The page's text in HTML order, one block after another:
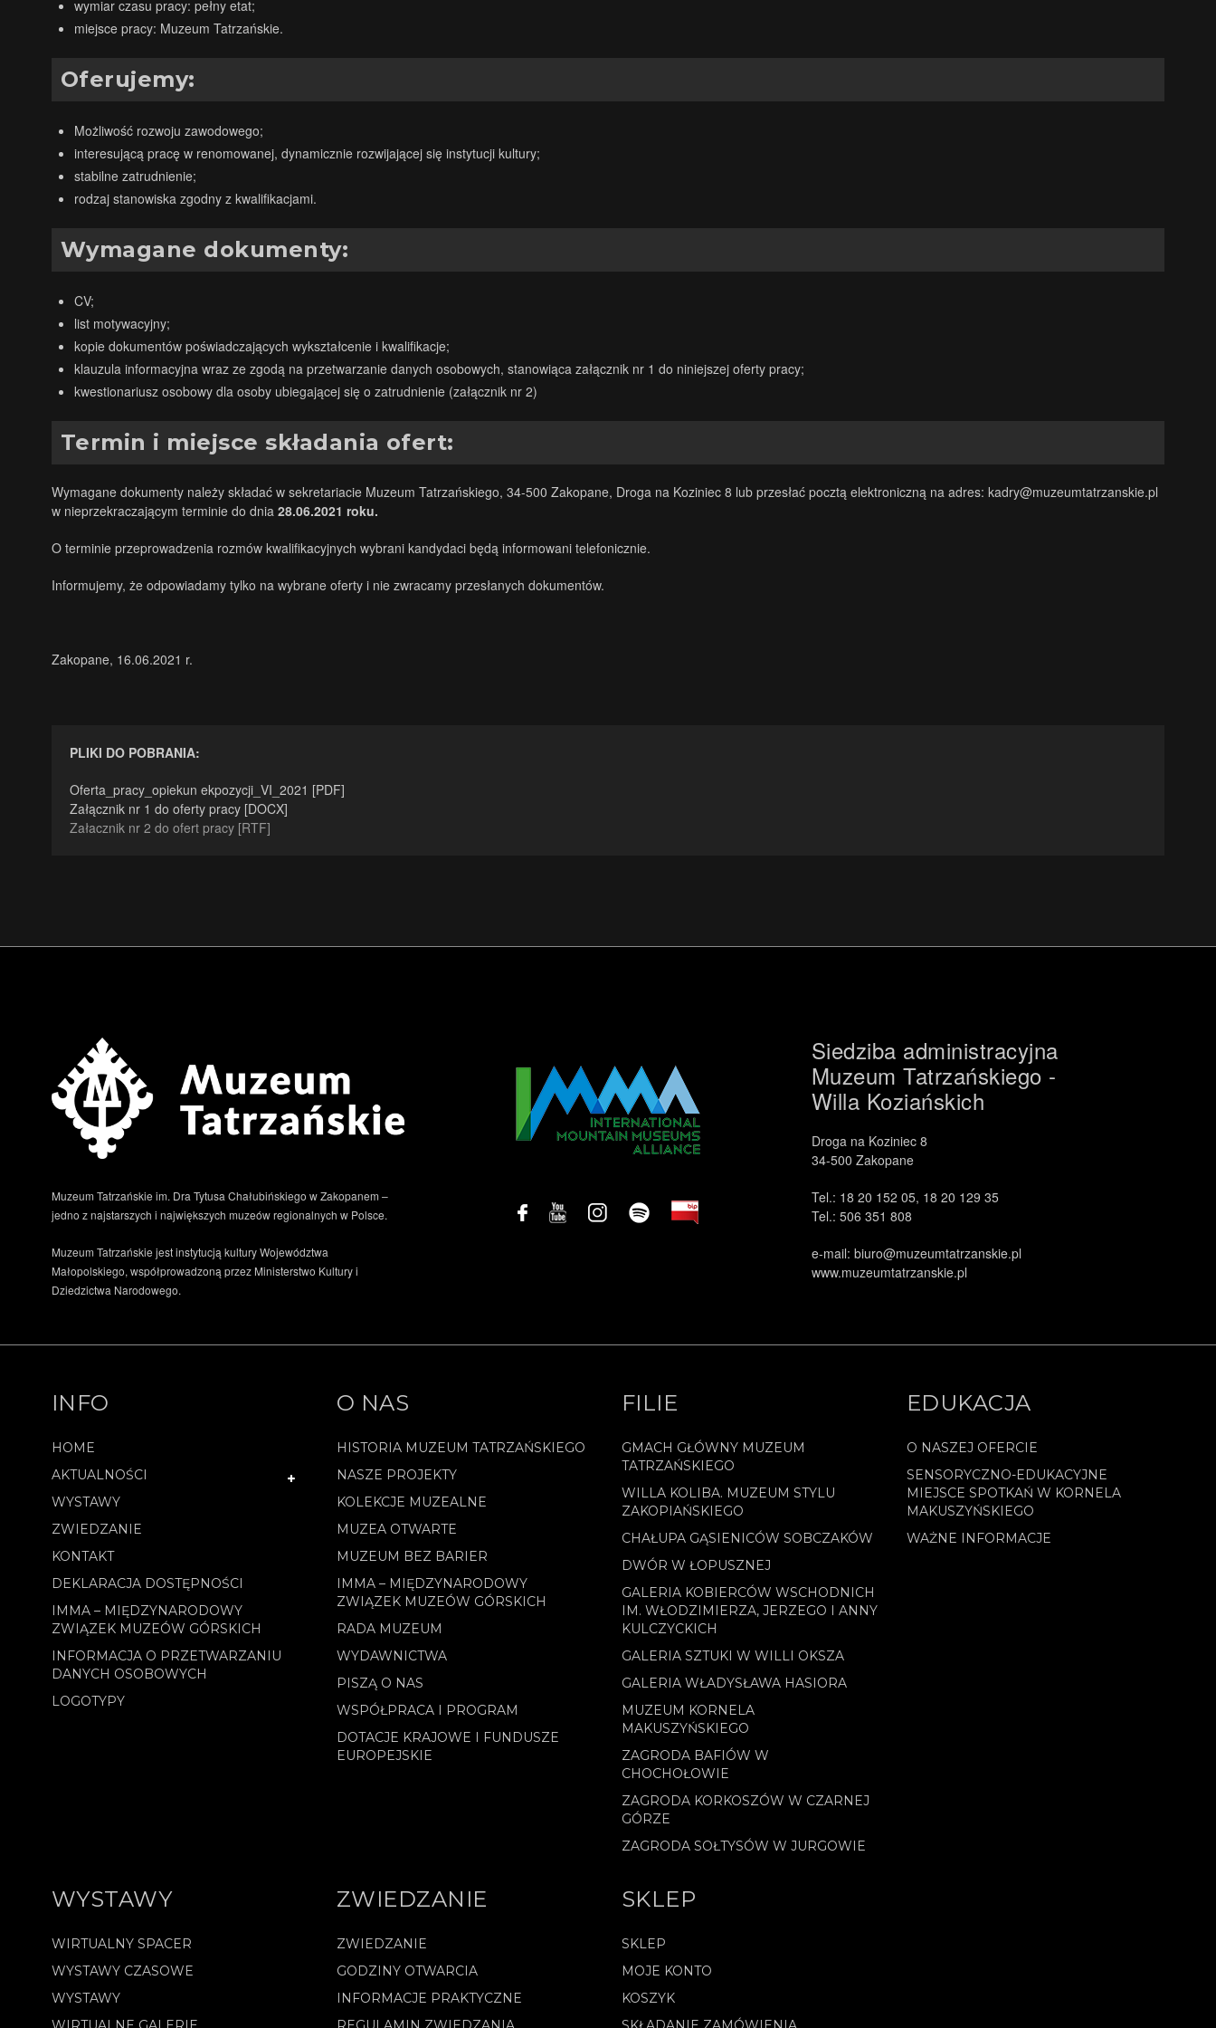
wymiar czasu pracy: pełny etat;
miejsce pracy: Muzeum Tatrzańskie.
Oferujemy:
Możliwość rozwoju zawodowego;
interesującą pracę w renomowanej, dynamicznie rozwijającej się instytucji kultury;
stabilne zatrudnienie;
rodzaj stanowiska zgodny z kwalifikacjami.
Wymagane dokumenty:
CV;
list motywacyjny;
kopie dokumentów poświadczających wykształcenie i kwalifikacje;
klauzula informacyjna wraz ze zgodą na przetwarzanie danych osobowych, stanowiąca załącznik nr 1 do niniejszej oferty pracy;
kwestionariusz osobowy dla osoby ubiegającej się o zatrudnienie (załącznik nr 2)
Termin i miejsce składania ofert:
Wymagane dokumenty należy składać w sekretariacie Muzeum Tatrzańskiego, 34-500 Zakopane, Droga na Koziniec 8 lub przesłać pocztą elektroniczną na adres: kadry@muzeumtatrzanskie.pl
w nieprzekraczającym terminie do dnia 28.06.2021 roku.
O terminie przeprowadzenia rozmów kwalifikacyjnych wybrani kandydaci będą informowani telefonicznie.
Informujemy, że odpowiadamy tylko na wybrane oferty i nie zwracamy przesłanych dokumentów.
Zakopane, 16.06.2021 r.
PLIKI DO POBRANIA:
Oferta_pracy_opiekun ekpozycji_VI_2021 [PDF]
Załącznik nr 1 do oferty pracy [DOCX]
Załacznik nr 2 do ofert pracy [RTF]
Muzeum Tatrzańskie im. Dra Tytusa Chałubińskiego w Zakopanem –
jedno z najstarszych i największych muzeów regionalnych w Polsce.
Muzeum Tatrzańskie jest instytucją kultury Województwa
Małopolskiego, współprowadzoną przez Ministerstwo Kultury i
Dziedzictwa Narodowego.
Siedziba administracyjna
Muzeum Tatrzańskiego -
Willa Koziańskich
Droga na Koziniec 8
34-500 Zakopane
Tel.: 18 20 152 05, 18 20 129 35
Tel.: 506 351 808
e-mail: biuro@muzeumtatrzanskie.pl
www.muzeumtatrzanskie.pl
INFO
HOME
AKTUALNOŚCI
WYSTAWY
ZWIEDZANIE
KONTAKT
DEKLARACJA DOSTĘPNOŚCI
IMMA – MIĘDZYNARODOWY
ZWIĄZEK MUZEÓW GÓRSKICH
INFORMACJA O PRZETWARZANIU
DANYCH OSOBOWYCH
LOGOTYPY
O NAS
HISTORIA MUZEUM TATRZAŃSKIEGO
NASZE PROJEKTY
KOLEKCJE MUZEALNE
MUZEA OTWARTE
MUZEUM BEZ BARIER
IMMA – MIĘDZYNARODOWY
ZWIĄZEK MUZEÓW GÓRSKICH
RADA MUZEUM
WYDAWNICTWA
PISZĄ O NAS
WSPÓŁPRACA I PROGRAM
DOTACJE KRAJOWE I FUNDUSZE
EUROPEJSKIE
FILIE
GMACH GŁÓWNY MUZEUM
TATRZAŃSKIEGO
WILLA KOLIBA. MUZEUM STYLU
ZAKOPIAŃSKIEGO
CHAŁUPA GĄSIENICÓW SOBCZAKÓW
DWÓR W ŁOPUSZNEJ
GALERIA KOBIERCÓW WSCHODNICH
IM. WŁODZIMIERZA, JERZEGO I ANNY
KULCZYCKICH
GALERIA SZTUKI W WILLI OKSZA
GALERIA WŁADYSŁAWA HASIORA
MUZEUM KORNELA
MAKUSZYŃSKIEGO
ZAGRODA BAFIÓW W
CHOCHOŁOWIE
ZAGRODA KORKOSZÓW W CZARNEJ
GÓRZE
ZAGRODA SOŁTYSÓW W JURGOWIE
EDUKACJA
O NASZEJ OFERCIE
SENSORYCZNO-EDUKACYJNE
MIEJSCE SPOTKAŃ W KORNELA
MAKUSZYŃSKIEGO
WAŻNE INFORMACJE
WYSTAWY
WIRTUALNY SPACER
WYSTAWY CZASOWE
WYSTAWY
ZWIEDZANIE
ZWIEDZANIE
GODZINY OTWARCIA
INFORMACJE PRAKTYCZNE
SKLEP
SKLEP
MOJE KONTO
KOSZYK